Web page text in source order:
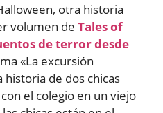
otra historia
volumen de Tales of
de terror desde
«La excursión
historia de dos chicas
el colegio en un viejo